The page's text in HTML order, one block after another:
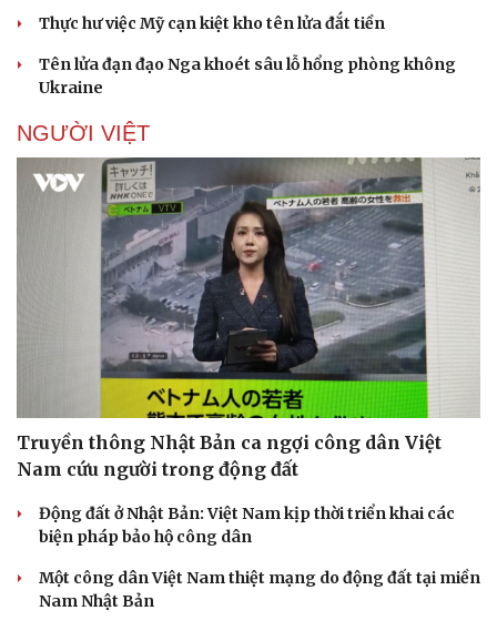
Thực hư việc Mỹ cạn kiệt kho tên lửa đắt tiền
Tên lửa đạn đạo Nga khoét sâu lỗ hổng phòng không
Ukraine
NGƯỜI VIỆT
Truyền thông Nhật Bản ca ngợi công dân Việt
Nam cứu người trong động đất
Động đất ở Nhật Bản: Việt Nam kịp thời triển khai các
biện pháp bảo hộ công dân
Một công dân Việt Nam thiệt mạng do động đất tại miền
Nam Nhật Bản